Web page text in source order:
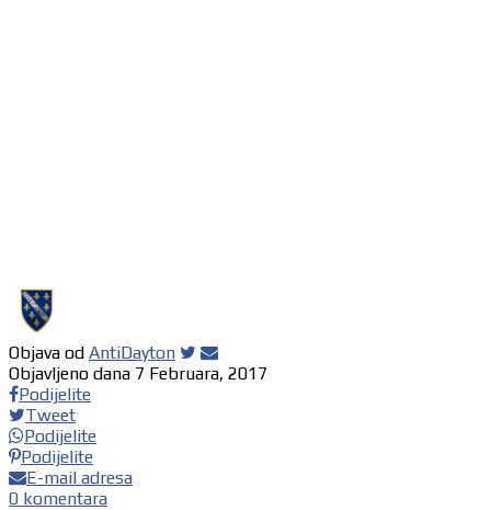
Objava od AntiDayton
Objavljeno dana 7 Februara, 2017
Podijelite
Tweet
Podijelite
Podijelite
E-mail adresa
0 komentara